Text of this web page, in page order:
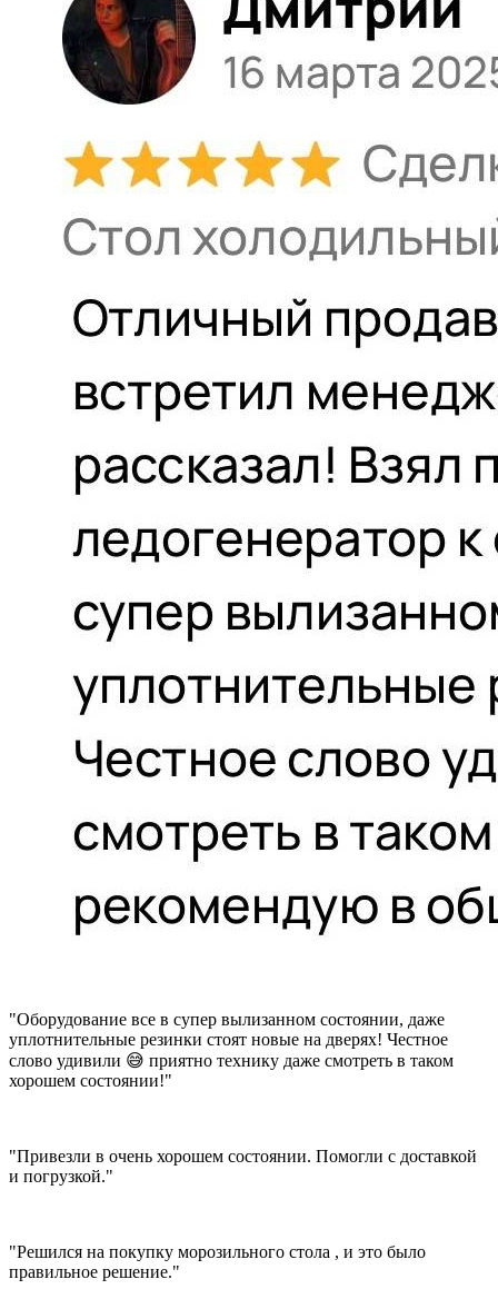
"Оборудование все в супер вылизанном состоянии, даже
уплотнительные резинки стоят новые на дверях! Честное
слово удивили 😅 приятно технику даже смотреть в таком
хорошем состоянии!"
"Привезли в очень хорошем состоянии. Помогли с доставкой
и погрузкой."
"Решился на покупку морозильного стола , и это было
правильное решение."